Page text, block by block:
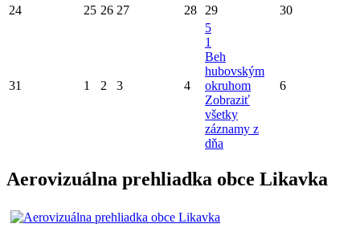
24 25 26 27 28 29 30
31 1 2 3 4
5
1
Beh
hubovským
okruhom
Zobraziť
všetky
záznamy z
dňa
6
Aerovizuálna prehliadka obce Likavka